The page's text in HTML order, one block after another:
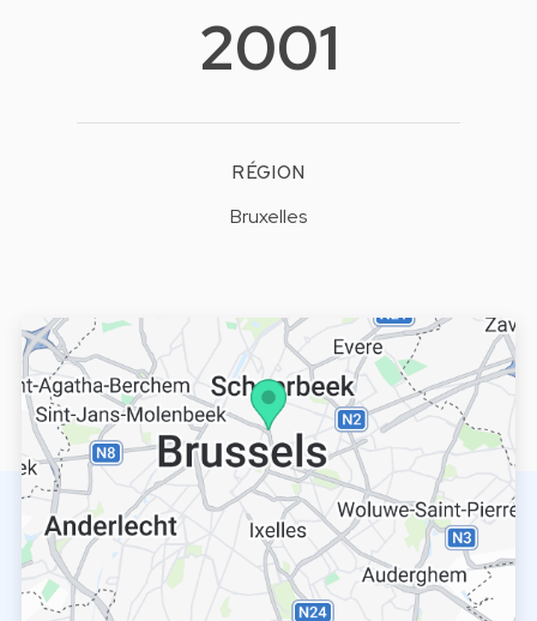
2001
RÉGION
Bruxelles